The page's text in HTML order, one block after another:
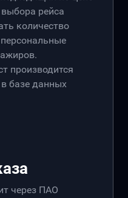
рейса
количество
производится
базе данных
через ПАО